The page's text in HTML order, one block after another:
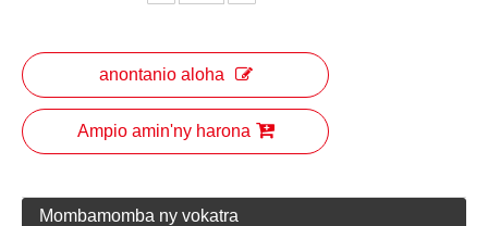
anontanio aloha
Ampio amin'ny harona
Mombamomba ny vokatra